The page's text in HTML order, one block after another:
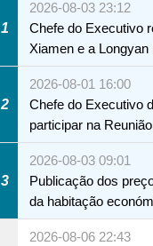
1
2026-08-03 23:12
Chefe do Executivo
Xiamen e a
2
2026-08-01 16:00
Chefe do Executivo
participar na
Macau
3
2026-08-03 09:01
Publicação dos
da habitação
A12 da Zona A dos
2026-08-06 22:43